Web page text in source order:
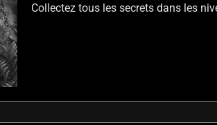
Collectez tous les secrets dans les